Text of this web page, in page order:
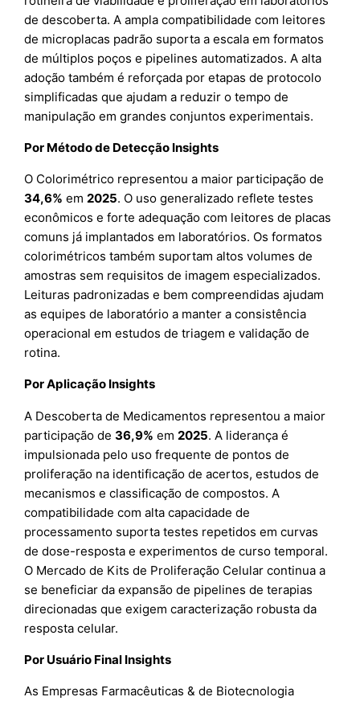
de descoberta. A ampla compatibilidade com leitores
de microplacas padrão suporta a escala em formatos
de múltiplos poços e pipelines automatizados. A alta
adoção também é reforçada por etapas de protocolo
simplificadas que ajudam a reduzir o tempo de
manipulação em grandes conjuntos experimentais.
Por Método de Detecção Insights
O Colorimétrico representou a maior participação de
34,6% em2025. O uso generalizado reflete testes
econômicos e forte adequação com leitores de placas
comuns já implantados em laboratórios. Os formatos
colorimétricos também suportam altos volumes de
amostras sem requisitos de imagem especializados.
Leituras padronizadas e bem compreendidas ajudam
as equipes de laboratório a manter a consistência
operacional em estudos de triagem e validação de
rotina.
Por Aplicação Insights
A Descoberta de Medicamentos representou a maior
participação de36,9% em 2025. A liderança é
impulsionada pelo uso frequente de pontos de
proliferação na identificação de acertos, estudos de
mecanismos e classificação de compostos. A
compatibilidade com alta capacidade de
processamento suporta testes repetidos em curvas
de dose-resposta e experimentos de curso temporal.
O Mercado de Kits de Proliferação Celular continua a
se beneficiar da expansão de pipelines de terapias
direcionadas que exigem caracterização robusta da
resposta celular.
Por Usuário Final Insights
As Empresas Farmacêuticas & de Biotecnologia